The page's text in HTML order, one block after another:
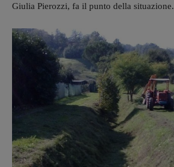
Giulia Pierozzi, fa il punto della situazione.